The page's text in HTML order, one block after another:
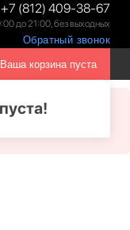
+7 (812) 409-38-67
до 21:00, без выходных
Обратный звонок
Ваша корзина пуста